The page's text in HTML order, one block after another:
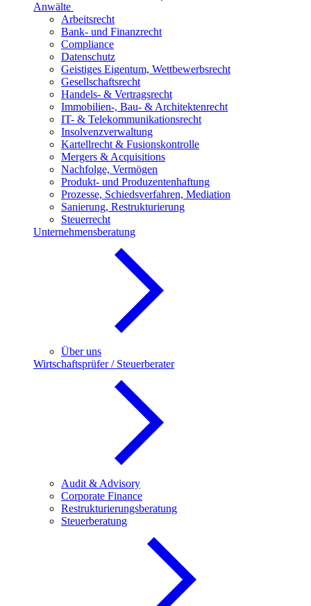
Anwälte
Arbeitsrecht
Bank- und Finanzrecht
Compliance
Datenschutz
Geistiges Eigentum, Wettbewerbsrecht
Gesellschaftsrecht
Handels- & Vertragsrecht
Immobilien-, Bau- & Architektenrecht
IT- & Telekommunikationsrecht
Insolvenzverwaltung
Kartellrecht & Fusionskontrolle
Mergers & Acquisitions
Nachfolge, Vermögen
Produkt- und Produzentenhaftung
Prozesse, Schiedsverfahren, Mediation
Sanierung, Restrukturierung
Steuerrecht
Unternehmensberatung
Über uns
Wirtschaftsprüfer / Steuerberater
Audit & Advisory
Corporate Finance
Restrukturierungsberatung
Steuerberatung